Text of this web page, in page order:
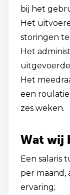
bij het
Het
storingen
Het
Het
een
zes weken.
Wat wij
Een salaris
per maand,
ervaring;